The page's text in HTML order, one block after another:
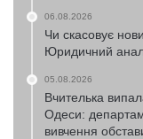
06.08.2026
Чи скасовує
Юридичний
05.08.2026
Вчителька
Одеси:
вивчення